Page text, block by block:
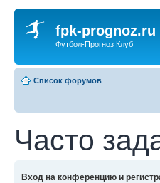
fpk-prognoz.ru
Футбол-Прогноз Клуб
Список форумов
Часто
Вход на конференцию и